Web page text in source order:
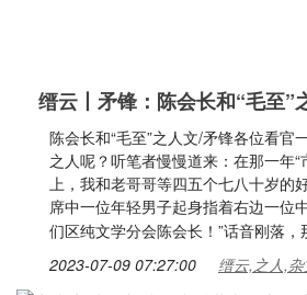
缙云丨矛锋：陈会长和“毛至”
陈会长和“毛至”之人文/矛锋各位看官
之人呢？听笔者慢慢道来：在那一年
上，我和老哥哥等四五个七八十岁的
席中一位年轻男子起身指着右边一位
们区纯文学分会陈会长！”话音刚落，
2023-07-09 07:27:00 缙云,之人,